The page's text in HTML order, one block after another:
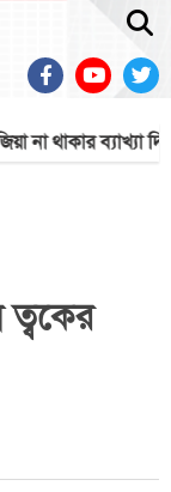
থাকার ব্যাখ্যা